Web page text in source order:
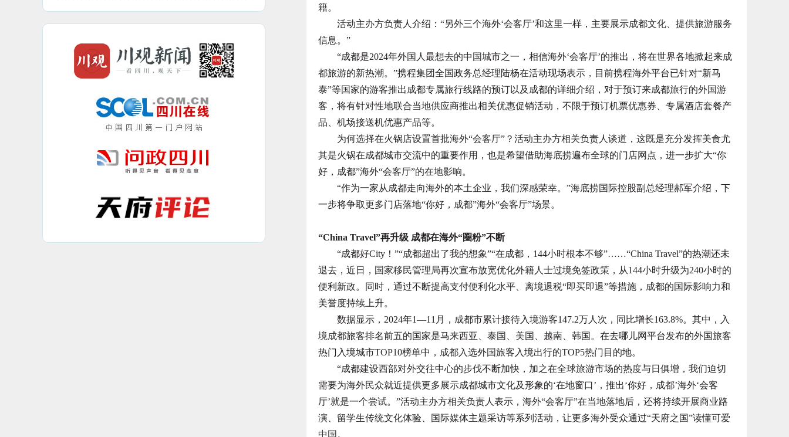
籍。
活动主办方负责人介绍：“另外三个海外‘会客厅’和这里一样，主要展示成都文化、提供旅游服务
信息。”
“成都是2024年外国人最想去的中国城市之一，相信海外‘会客厅’的推出，将在世界各地掀起来成
都旅游的新热潮。”携程集团全国政务总经理陆杨在活动现场表示，目前携程海外平台已针对“新马
泰”等国家的游客推出成都专属旅行线路的预订以及成都的详细介绍，对于预订来成都旅行的外国游
客，将有针对性地联合当地供应商推出相关优惠促销活动，不限于预订机票优惠券、专属酒店套餐产
品、机场接送机优惠产品等。
为何选择在火锅店设置首批海外“会客厅”？活动主办方相关负责人谈道，这既是充分发挥美食尤
其是火锅在成都城市交流中的重要作用，也是希望借助海底捞遍布全球的门店网点，进一步扩大“你
好，成都”海外“会客厅”的在地影响。
“作为一家从成都走向海外的本土企业，我们深感荣幸。”海底捞国际控股副总经理郝军介绍，下
一步将争取更多门店落地“你好，成都”海外“会客厅”场景。
“China Travel”再升级 成都在海外“圈粉”不断
“成都好City！”“成都超出了我的想象”“在成都，144小时根本不够”……“China Travel”的热潮还未
退去，近日，国家移民管理局再次宣布放宽优化外籍人士过境免签政策，从144小时升级为240小时的
便利新政。同时，通过不断提高支付便利化水平、离境退税“即买即退”等措施，成都的国际影响力和
美誉度持续上升。
数据显示，2024年1—11月，成都市累计接待入境游客147.2万人次，同比增长163.8%。其中，入
境成都旅客排名前五的国家是马来西亚、泰国、美国、越南、韩国。在去哪儿网平台发布的外国旅客
热门入境城市TOP10榜单中，成都入选外国旅客入境出行的TOP5热门目的地。
“成都建设西部对外交往中心的步伐不断加快，加之在全球旅游市场的热度与日俱增，我们迫切
需要为海外民众就近提供更多展示成都城市文化及形象的‘在地窗口’，推出‘你好，成都’海外‘会客
厅’就是一个尝试。”活动主办方相关负责人表示，海外“会客厅”在当地落地后，还将持续开展商业路
演、留学生传统文化体验、国际媒体主题采访等系列活动，让更多海外受众通过“天府之国”读懂可爱
中国。